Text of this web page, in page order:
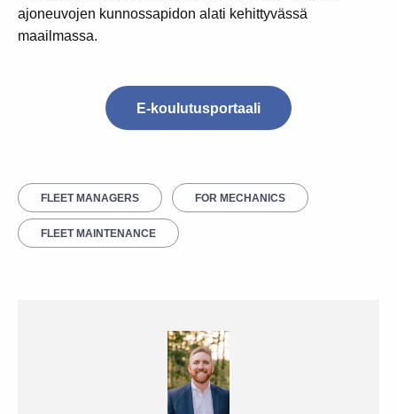
ajoneuvojen kunnossapidon alati kehittyvässä
maailmassa.
E-koulutusportaali
FLEET MANAGERS FOR MECHANICS
FLEET MAINTENANCE